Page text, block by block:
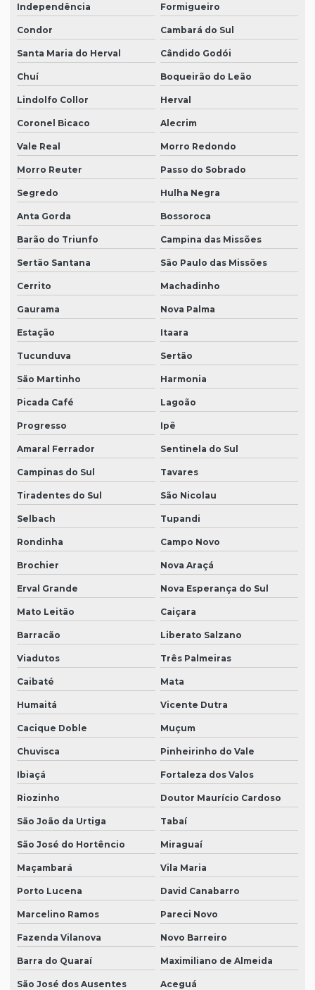
Independência Formigueiro
Condor Cambará do Sul
Santa Maria do Herval Cândido Godói
Chuí Boqueirão do Leão
Lindolfo Collor Herval
Coronel Bicaco Alecrim
Vale Real Morro Redondo
Morro Reuter Passo do Sobrado
Segredo Hulha Negra
Anta Gorda Bossoroca
Barão do Triunfo Campina das Missões
Sertão Santana São Paulo das Missões
Cerrito Machadinho
Gaurama Nova Palma
Estação Itaara
Tucunduva Sertão
São Martinho Harmonia
Picada Café Lagoão
Progresso Ipê
Amaral Ferrador Sentinela do Sul
Campinas do Sul Tavares
Tiradentes do Sul São Nicolau
Selbach Tupandi
Rondinha Campo Novo
Brochier Nova Araçá
Erval Grande Nova Esperança do Sul
Mato Leitão Caiçara
Barracão Liberato Salzano
Viadutos Três Palmeiras
Caibaté Mata
Humaitá Vicente Dutra
Cacique Doble Muçum
Chuvisca Pinheirinho do Vale
Ibiaçá Fortaleza dos Valos
Riozinho Doutor Maurício Cardoso
São João da Urtiga Tabaí
São José do Hortêncio Miraguaí
Maçambará Vila Maria
Porto Lucena David Canabarro
Marcelino Ramos Pareci Novo
Fazenda Vilanova Novo Barreiro
Barra do Quaraí Maximiliano de Almeida
São José dos Ausentes Aceguá